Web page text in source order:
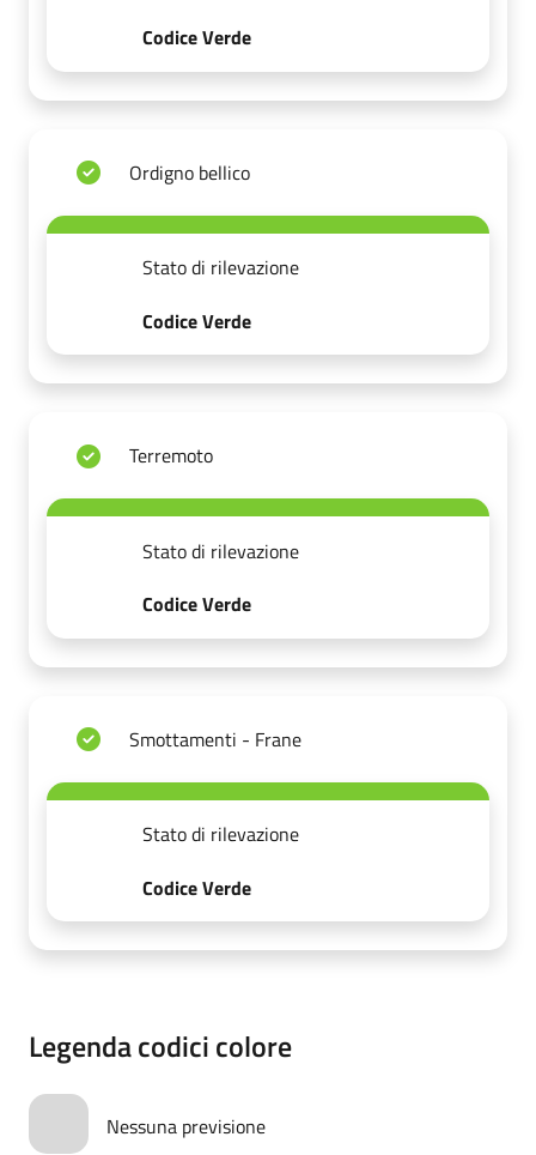
Codice Verde
Ordigno bellico
Stato di rilevazione
Codice Verde
Terremoto
Stato di rilevazione
Codice Verde
Smottamenti - Frane
Stato di rilevazione
Codice Verde
Legenda codici colore
Nessuna previsione